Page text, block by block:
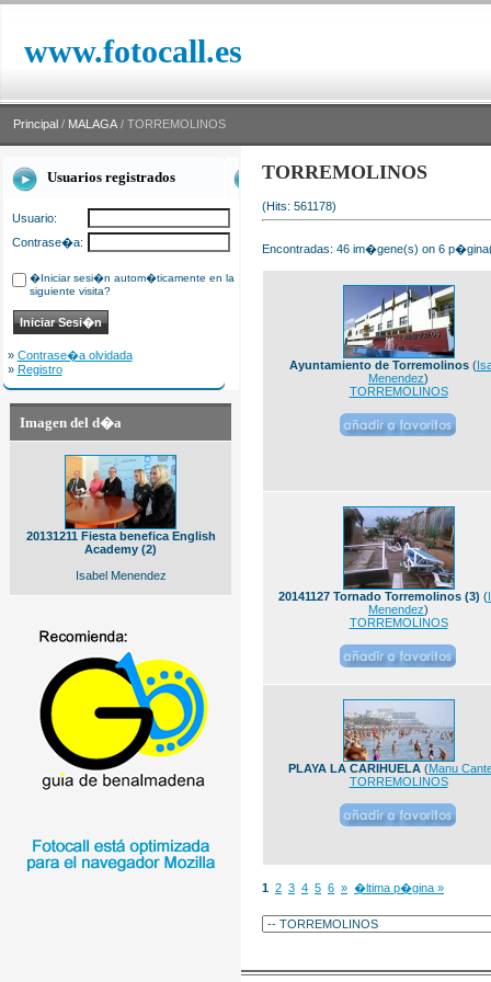
www.fotocall.es
Principal / MALAGA / TORREMOLINOS
Usuarios registrados
Usuario:
Contrase�a:
�Iniciar sesi�n autom�ticamente en la
siguiente visita?
» Contrase�a olvidada
» Registro
Imagen del d�a
20131211 Fiesta benefica English
Academy (2)
Isabel Menendez
TORREMOLINOS
(Hits: 561178)
Encontradas: 46 im�gene(s) on 6
Ayuntamiento de Torremolinos(
Menendez)
TORREMOLINOS
20141127 Tornado Torremolinos (3) (
Menendez)
TORREMOLINOS
PLAYA LA CARIHUELA (Manu
TORREMOLINOS
1 2 3 4 5 6 » �ltima p�gina »